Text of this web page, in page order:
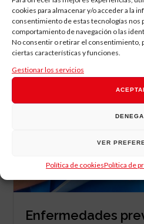
cookies para almacenar y/o acceder a la
consentimiento de estas tecnologías nos
comportamiento de navegación o las
No consentir o retirar el consentimiento,
ciertas características y funciones.
Gestionar los servicios
VER
Política de cookiesPolítica de
Enfermedades